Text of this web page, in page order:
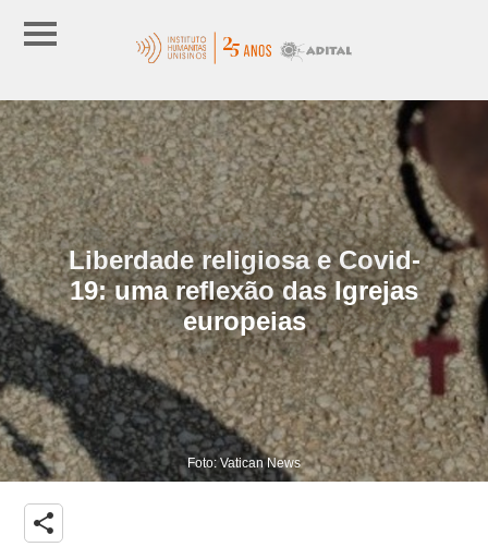
Liberdade religiosa e Covid-
19: uma reflexão das Igrejas
europeias
Foto: Vatican News
share